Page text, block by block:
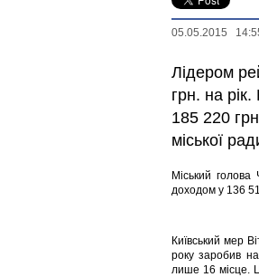
05.05.2015
Лідером
грн. на
185 220
міської
Міський голова
доходом у 136
Київський мер
року заробив
лише 16 місце.